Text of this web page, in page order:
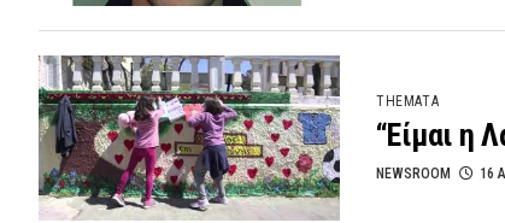
THEMATA
“Είμαι η
NEWSROOM 16